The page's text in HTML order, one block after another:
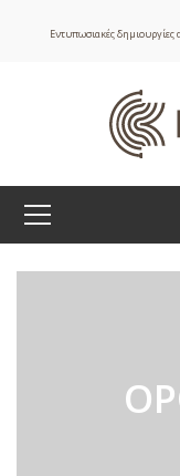
Εντυπωσιακές δημιουργίες